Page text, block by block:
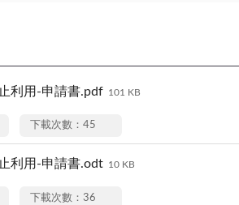
利用-申請書.pdf 101 KB
下載次數：45
利用-申請書.odt 10 KB
下載次數：36